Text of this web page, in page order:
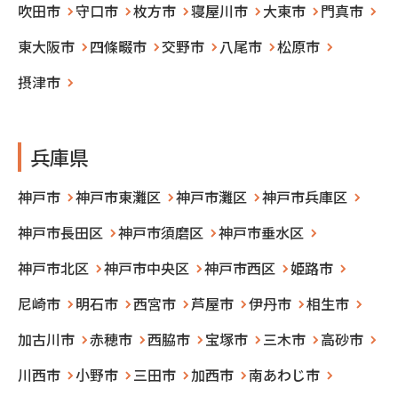
吹田市
守口市 枚方市 寝屋川市 大東市
門真市
東大阪市
四條畷市 交野市 八尾市
松原市
摂津市
兵庫県
神戸市 神戸市東灘区 神戸市灘区
神戸市兵庫区
神戸市長田区
神戸市須磨区
神戸市垂水区
神戸市北区
神戸市中央区 神戸市西区
姫路市
尼崎市
明石市 西宮市 芦屋市 伊丹市
相生市
加古川市
赤穂市 西脇市 宝塚市 三木市
高砂市
川西市
小野市 三田市 加西市
南あわじ市